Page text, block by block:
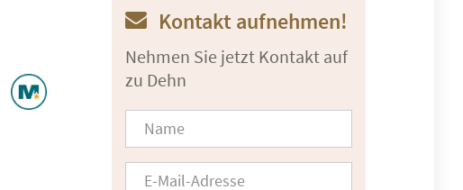
Kontakt aufnehmen!
Nehmen Sie jetzt Kontakt auf
zu Dehn